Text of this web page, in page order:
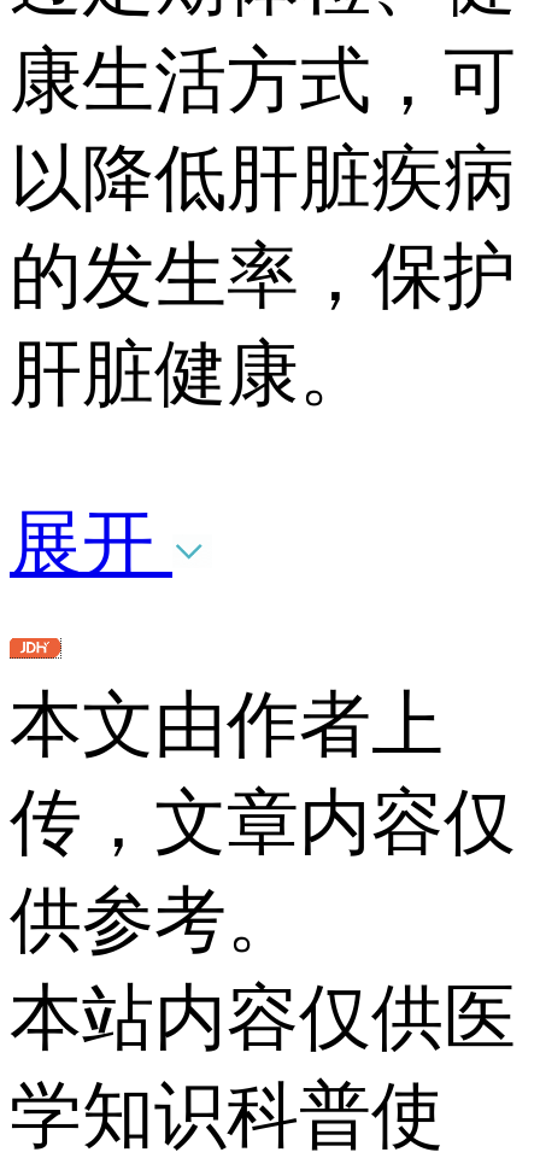
康生活方式，可
以降低肝脏疾病
的发生率，保护
肝脏健康。
展开
本文由作者上
传，文章内容仅
供参考。
本站内容仅供医
学知识科普使